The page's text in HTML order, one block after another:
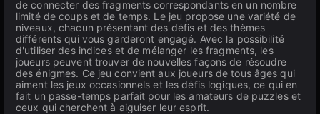
de connecter des fragments correspondants en un nombre
limité de coups et de temps. Le jeu propose une variété de
niveaux, chacun présentant des défis et des thèmes
différents qui vous garderont engagé. Avec la possibilité
d'utiliser des indices et de mélanger les fragments, les
joueurs peuvent trouver de nouvelles façons de résoudre
des énigmes. Ce jeu convient aux joueurs de tous âges qui
aiment les jeux occasionnels et les défis logiques, ce qui en
fait un passe-temps parfait pour les amateurs de puzzles et
ceux qui cherchent à aiguiser leur esprit.